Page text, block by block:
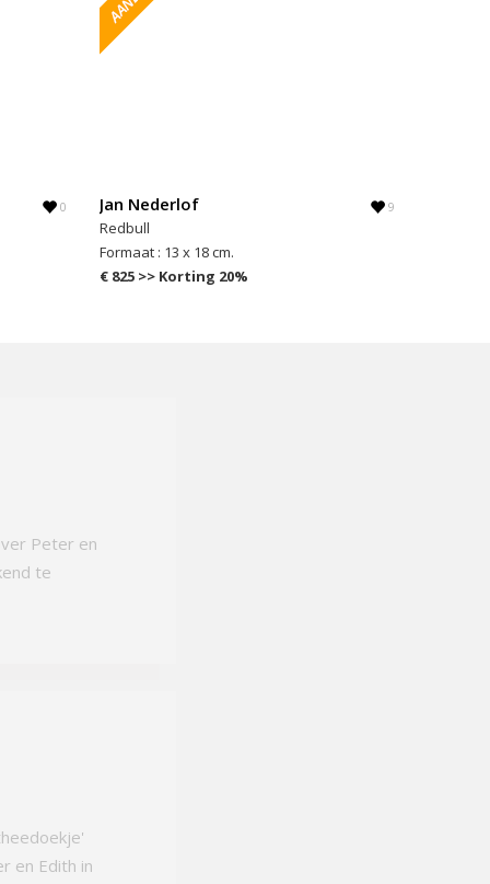
0 Jan Nederlof
Redbull
Formaat : 13 x 18 cm.
€ 825 >> Korting 20%
9
Peter en
te
en Edith in